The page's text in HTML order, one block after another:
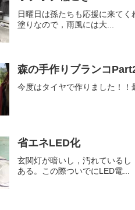
日曜日は孫たちも応援に来て
塗りなので，雨風には大...
森の手作りブランコ
今度はタイヤで作りました！
省エネLED化
玄関灯が暗いし，汚れている
ある。この際ついでにLED電...